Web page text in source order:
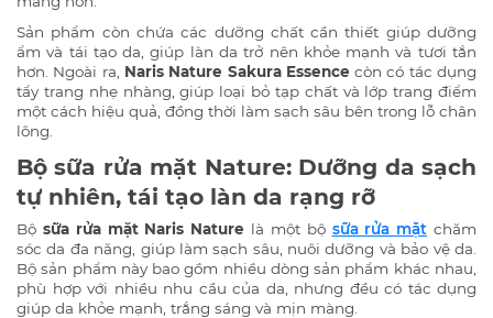
Sản phẩm còn chứa các dưỡng chất cần thiết giúp dưỡng
ẩm và tái tạo da, giúp làn da trở nên khỏe mạnh và tươi tắn
hơn. Ngoài ra, Naris Nature Sakura Essence còn có tác dụng
tẩy trang nhẹ nhàng, giúp loại bỏ tạp chất và lớp trang điểm
một cách hiệu quả, đồng thời làm sạch sâu bên trong lỗ chân
lông.
Bộ sữa rửa mặt Nature: Dưỡng da sạch
tự nhiên, tái tạo làn da rạng rỡ
Bộ sữa rửa mặt Naris Nature là một bộ sữa rửa mặt chăm
sóc da đa năng, giúp làm sạch sâu, nuôi dưỡng và bảo vệ da.
Bộ sản phẩm này bao gồm nhiều dòng sản phẩm khác nhau,
phù hợp với nhiều nhu cầu của da, nhưng đều có tác dụng
giúp da khỏe mạnh, trắng sáng và mịn màng.